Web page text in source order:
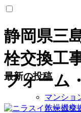
静岡県三
栓交換工
フォーム
最新の投稿
マンショ
乾燥機交